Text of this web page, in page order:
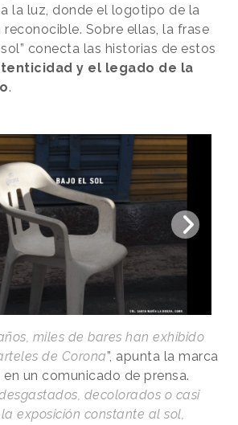
la luz, donde el logotipo de la
reconocible. Sobre ellas, la frase
conecta las historias de estos
y el legado de la
.
miles de bares han exhibido
de Corona”, apunta la marca
un comunicado de prensa.
decolorados o casi
exposición constante al sol,